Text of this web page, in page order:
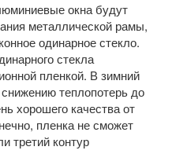
окна будут
металлической рамы,
одинарное стекло.
стекла
пленкой. В зимний
теплопотерь до
хорошего качества от
пленка не сможет
третий контур